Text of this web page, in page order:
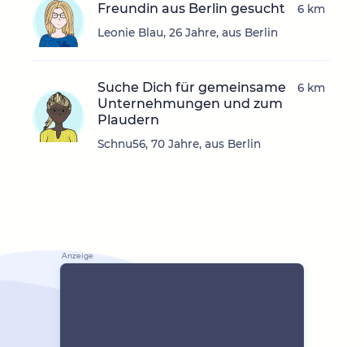
Freundin aus Berlin gesucht
Leonie Blau, 26 Jahre, aus Berlin
6 km
Suche Dich für gemeinsame
Unternehmungen und zum
Plaudern
Schnu56, 70 Jahre, aus Berlin
6 km